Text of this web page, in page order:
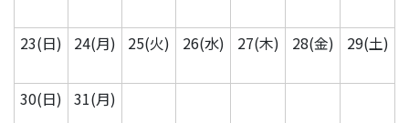
23(日) 24(月) 25(火) 26(水) 27(木) 28(金) 29(土)
30(日) 31(月)